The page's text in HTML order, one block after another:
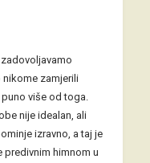
zamjerili
više od toga.
nije idealan, ali
izravno, a taj je
predivnim himnom u